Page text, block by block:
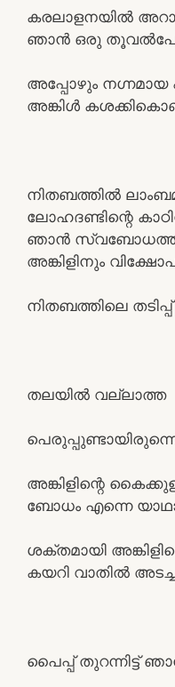
കരലാളനയിൽ
ഞാൻ ഒരു
അപ്പോഴും നഗ്നമായ
അങ്കിൾ
നിതബത്തിൽ
ലോഹദണ്ടിന്റെ
ഞാൻ
അങ്കിളിനും
നിതബത്തിലെ
തലയിൽ വല്ലാത്ത
അങ്കിളിന്റെ
ബോധം എന്നെ
ശക്തമായി
കയറി വാതിൽ
പൈപ്പ് തുറന്നിട്ട്‌